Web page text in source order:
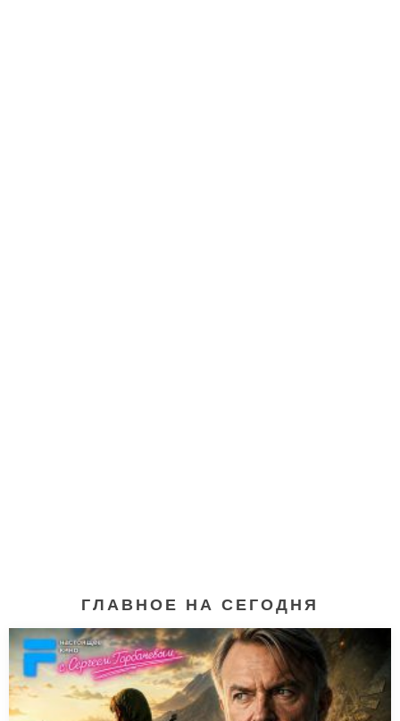
ГЛАВНОЕ НА СЕГОДНЯ